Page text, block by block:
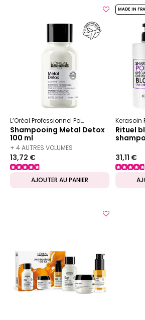
L’Oréal Professionnel Paris Serie Expert
Shampooing Metal Detox
100 ml
+ 4 AUTRES VOLUMES
DISPONIBLES
13,72 €
AJOUTER AU PANIER
MADE IN
Rituel
31,11 €